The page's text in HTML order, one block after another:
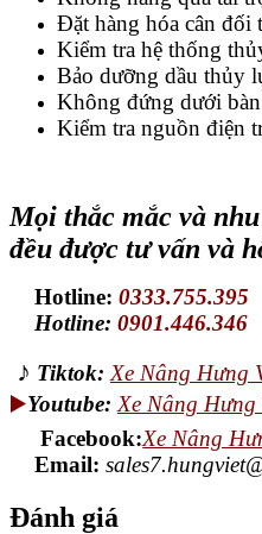
Đặt hàng hóa cân đối
Kiểm tra hệ thống
Bảo dưỡng dầu thủy
Không đứng dưới
Kiểm tra nguồn điện
Mọi thắc mắc và
đều được tư vấn và
Hotline:0333.755.395
Hotline:0901.446.346
♪ Tiktok: Xe Nâng Hưng
▶️Youtube: Xe Nâng Hưng
Facebook:Xe Nâng
Email:
Đánh giá